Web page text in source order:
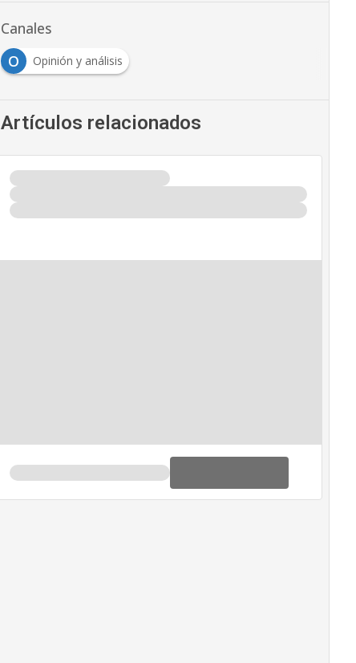
Canales
O
Opinión y análisis
Artículos relacionados